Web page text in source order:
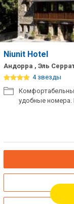
Niunit Hotel
Андорра , Эль
4 звезды
удобные номера.